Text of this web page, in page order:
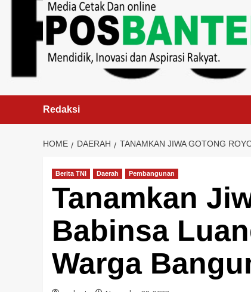
Redaksi
HOME DAERAH TANAMKAN JIWA GOTONG
Berita TNI Daerah Pembangunan
Tanamkan
Babinsa
Warga